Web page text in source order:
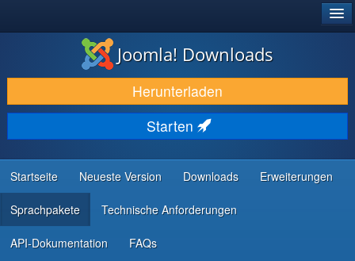
DOWNLOAD & ERWEITERN
ENTDECKEN & LERNEN
COMMUNITY & SUPPORT
RESSOURCEN FÜR ENTWICKLER
Joomla! Downloads
Herunterladen
Starten
Startseite Neueste Version Downloads Erweiterungen
Sprachpakete Technische Anforderungen
API-Dokumentation FAQs